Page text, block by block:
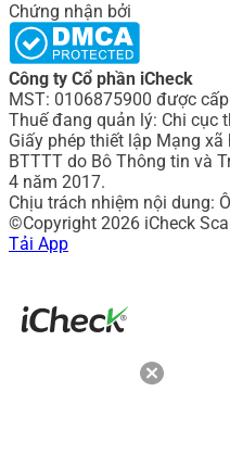
Chứng nhận bởi
Công ty Cổ phần iCheck
MST: 0106875900 được
Thuế đang quản lý: Chi cục
Giấy phép thiết lập Mạng
BTTTT do Bô Thông tin và
4 năm 2017.
Chịu trách nhiệm nội dung:
©Copyright 2026 iCheck
Tải App